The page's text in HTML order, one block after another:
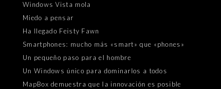
Windows Vista mola
Miedo a pensar
Ha llegado Feisty Fawn
Smartphones: mucho más «smart» que «phones»
Un pequeño paso para el hombre
Un Windows único para dominarlos a todos
MapBox demuestra que la innovación es posible